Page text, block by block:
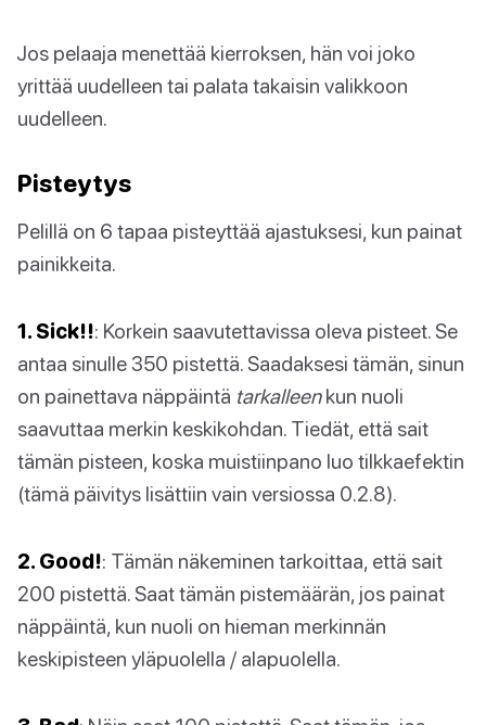
Jos pelaaja menettää kierroksen, hän voi joko
yrittää uudelleen tai palata takaisin valikkoon
uudelleen.
Pisteytys
Pelillä on 6 tapaa pisteyttää ajastuksesi, kun painat
painikkeita.
1. Sick!!: Korkein saavutettavissa oleva pisteet. Se
antaa sinulle 350 pistettä. Saadaksesi tämän, sinun
on painettava näppäintä tarkalleenkun nuoli
saavuttaa merkin keskikohdan. Tiedät, että sait
tämän pisteen, koska muistiinpano luo tilkkaefektin
(tämä päivitys lisättiin vain versiossa 0.2.8).
2. Good!: Tämän näkeminen tarkoittaa, että sait
200 pistettä. Saat tämän pistemäärän, jos painat
näppäintä, kun nuoli on hieman merkinnän
keskipisteen yläpuolella / alapuolella.